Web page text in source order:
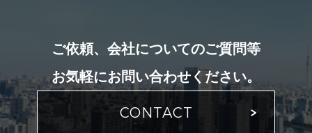
ご依頼、会社についてのご質問等
お気軽にお問い合わせください。
CONTACT